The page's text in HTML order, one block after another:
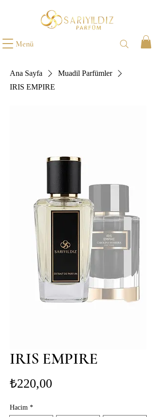
Menü
Ana Sayfa
Muadil Parfümler
IRIS EMPIRE
IRIS EMPIRE
₺220,00
Hacim *